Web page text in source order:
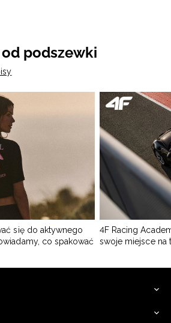
podszewki
się do aktywnego
co spakować
4F Racing
swoje miejsce na